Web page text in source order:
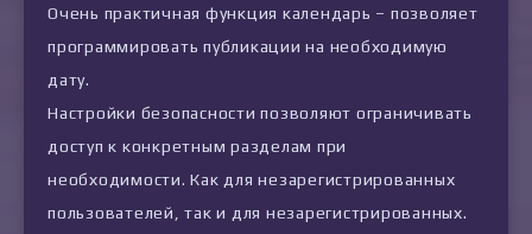
Очень практичная функция календарь – позволяет
программировать публикации на необходимую
дату.
Настройки безопасности позволяют ограничивать
доступ к конкретным разделам при
необходимости. Как для незарегистрированных
пользователей, так и для незарегистрированных.